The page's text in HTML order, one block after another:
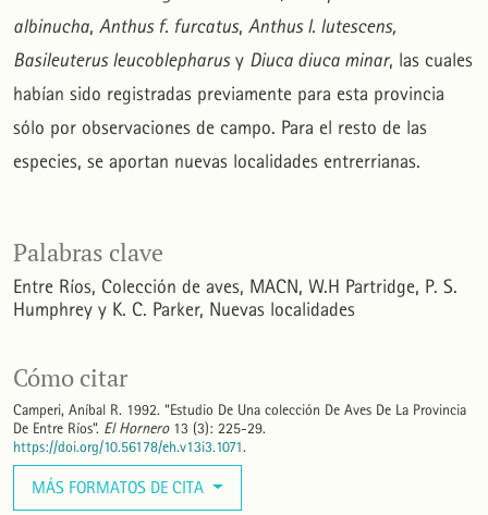
Palabras clave
Entre Ríos Colección de aves MACN W.H Partridge, P. S.
Humphrey y K. C. Parker Nuevas localidades
Cómo citar
Camperi, Aníbal R. 1992. “Estudio De Una colección De Aves De La Provincia
De Entre Ríos”. El Hornero13 (3): 225-29.
https://doi.org/10.56178/eh.v13i3.1071.
MÁS FORMATOS DE CITA
albinucha, Anthus f. furcatus, Anthus l. lutescens,
Basileuterus leucoblepharus y Diuca diuca minar, las cuales
habían sido registradas previamente para esta provincia
sólo por observaciones de campo. Para el resto de las
especies, se aportan nuevas localidades entrerrianas.